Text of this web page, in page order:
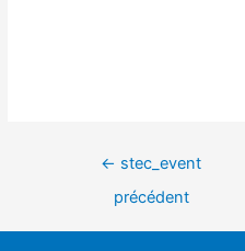
← stec_event
précédent